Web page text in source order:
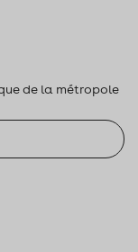
de la métropole